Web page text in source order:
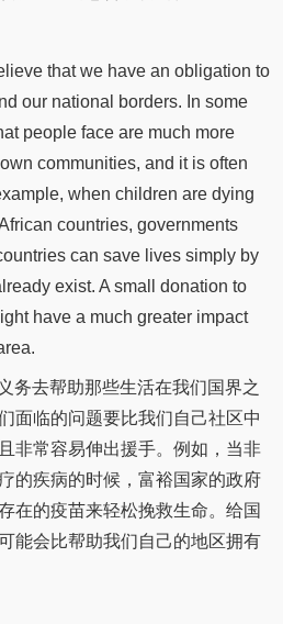
that we have an obligation to
our national borders. In some
people face are much more
communities, and it is often
when children are dying
countries, governments
can save lives simply by
exist. A small donation to
have a much greater impact
务去帮助那些生活在我们国界之
面临的问题要比我们自己社区中
非常容易伸出援手。例如，当非
的疾病的时候，富裕国家的政府
在的疫苗来轻松挽救生命。给国
能会比帮助我们自己的地区拥有